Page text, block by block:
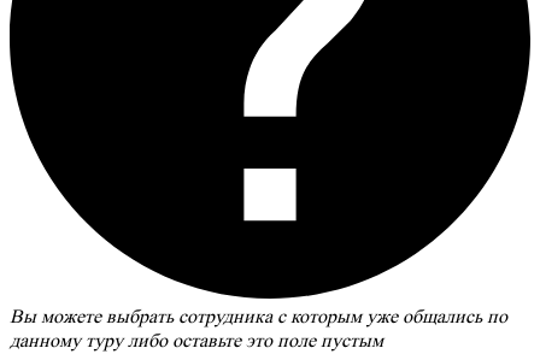
Вы можете выбрать сотрудника с которым уже общались по
данному туру либо оставьте это поле пустым